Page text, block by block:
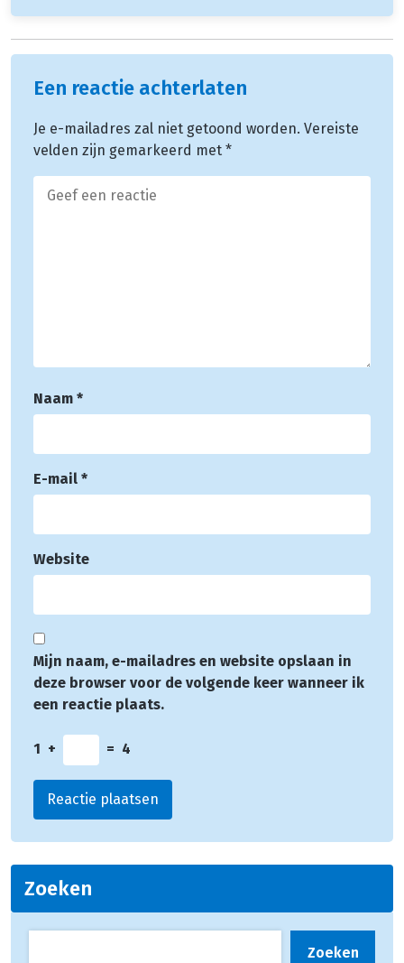
Een reactie achterlaten
Je e-mailadres zal niet getoond worden. Vereiste
velden zijn gemarkeerd met *
Naam *
E-mail *
Website
Mijn naam, e-mailadres en website opslaan in
deze browser voor de volgende keer wanneer ik
een reactie plaats.
1 + = 4
Zoeken
Zoeken